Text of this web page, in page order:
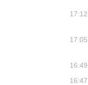
17:12
17:05
16:49
16:47